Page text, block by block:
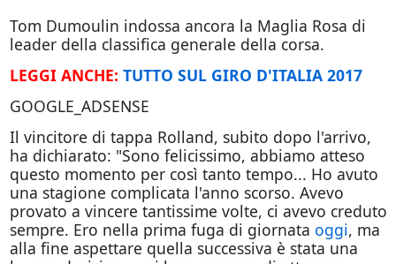
Tom Dumoulin indossa ancora la Maglia Rosa di
leader della classifica generale della corsa.
LEGGI ANCHE: TUTTO SUL GIRO D'ITALIA 2017
GOOGLE_ADSENSE
Il vincitore di tappa Rolland, subito dopo l'arrivo,
ha dichiarato: "Sono felicissimo, abbiamo atteso
questo momento per così tanto tempo... Ho avuto
una stagione complicata l'anno scorso. Avevo
provato a vincere tantissime volte, ci avevo creduto
sempre. Ero nella prima fuga di giornata oggi, ma
alla fine aspettare quella successiva è stata una